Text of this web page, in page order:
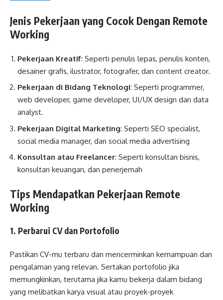
Jenis Pekerjaan yang Cocok Dengan Remote
Working
Pekerjaan Kreatif: Seperti penulis lepas, penulis konten,
desainer grafis, ilustrator, fotografer, dan content creator.
Pekerjaan di Bidang Teknologi: Seperti programmer,
web developer, game developer, UI/UX design dan data
analyst.
Pekerjaan Digital Marketing: Seperti SEO specialist,
social media manager, dan social media advertising
Konsultan atau Freelancer: Seperti konsultan bisnis,
konsultan keuangan, dan penerjemah
Tips Mendapatkan Pekerjaan Remote
Working
1. Perbarui CV dan Portofolio
Pastikan CV-mu terbaru dan mencerminkan kemampuan dan
pengalaman yang relevan. Sertakan portofolio jika
memungkinkan, terutama jika kamu bekerja dalam bidang
yang melibatkan karya visual atau proyek-proyek